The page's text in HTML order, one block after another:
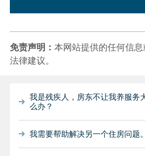
免责声明： 本网站提供的任何信
法律建议。
我是残疾人，房东不让我养服务
么办？
我需要帮助解决另一个住房问题。